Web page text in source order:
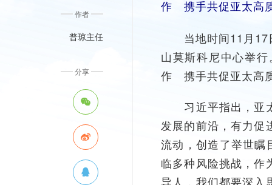
作者
普琼主任
分享
作 携手共促亚太高
当地时间11月17
山莫斯科尼中心举
作 携手共促亚太高
习近平指出，亚太
发展的前沿，有力促
流动，创造了举世瞩
临多种风险挑战，作
导人，我们都要深入